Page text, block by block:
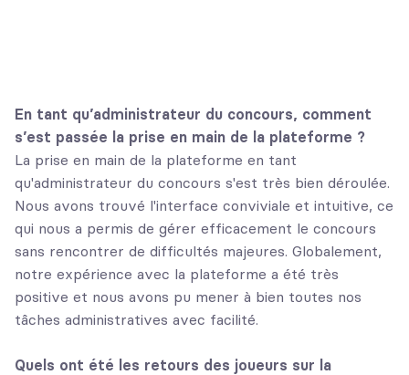
En tant qu’administrateur du concours, comment
s’est passée la prise en main de la plateforme ?
La prise en main de la plateforme en tant
qu'administrateur du concours s'est très bien déroulée.
Nous avons trouvé l'interface conviviale et intuitive, ce
qui nous a permis de gérer efficacement le concours
sans rencontrer de difficultés majeures. Globalement,
notre expérience avec la plateforme a été très
positive et nous avons pu mener à bien toutes nos
tâches administratives avec facilité.
Quels ont été les retours des joueurs sur la